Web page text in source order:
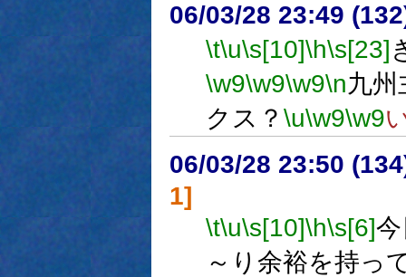
06/03/28 23:49
\t\u\s[10]\h\s[23]
\w9\w9\w9\n九
クス？ \u\w9\w9
06/03/28 23:50
1]
\t\u\s[10]\h\s[6]
～り余裕を持っ